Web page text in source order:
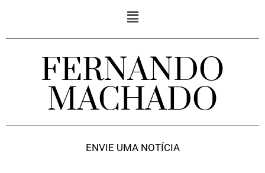
FERNANDO
MACHADO
ENVIE UMA NOTÍCIA